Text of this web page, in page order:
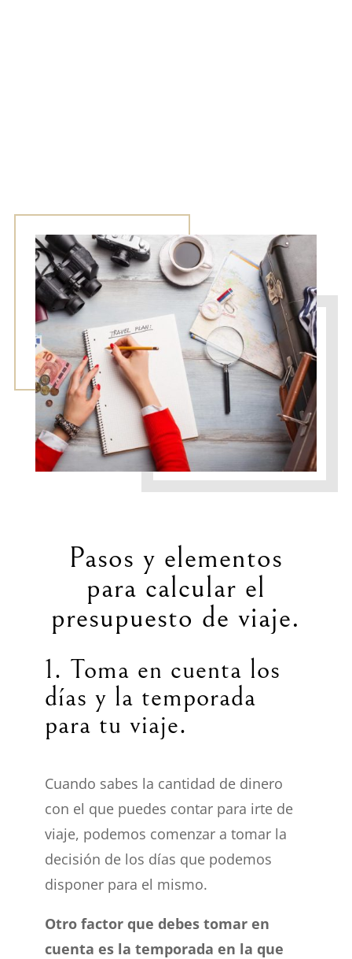
Pasos y elementos
para calcular el
presupuesto de viaje.
1. Toma en cuenta los
días y la temporada
para tu viaje.
Cuando sabes la cantidad de dinero
con el que puedes contar para irte de
viaje, podemos comenzar a tomar la
decisión de los días que podemos
disponer para el mismo.
Otro factor que debes tomar en
cuenta es la temporada en la que